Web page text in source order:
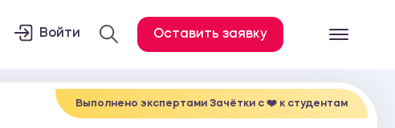
Все услуги
Войти Оставить заявку
Выполнено экспертами Зачётки c ❤️ к студентам